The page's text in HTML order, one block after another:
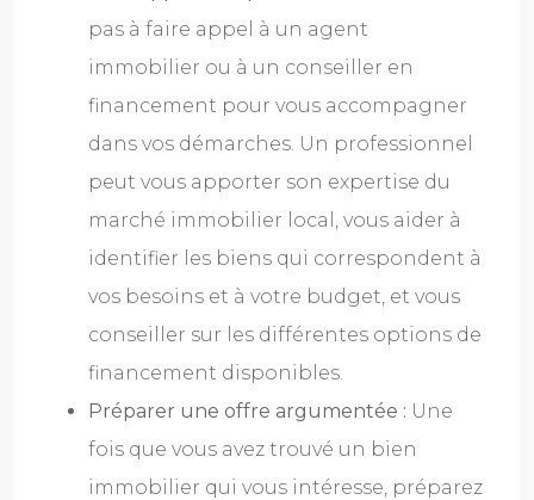
pas à faire appel à un agent
immobilier ou à un conseiller en
financement pour vous accompagner
dans vos démarches. Un professionnel
peut vous apporter son expertise du
marché immobilier local, vous aider à
identifier les biens qui correspondent à
vos besoins et à votre budget, et vous
conseiller sur les différentes options de
financement disponibles.
Préparer une offre argumentée : Une
fois que vous avez trouvé un bien
immobilier qui vous intéresse, préparez